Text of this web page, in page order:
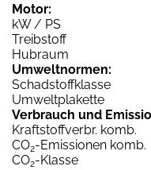
Motor:
kW / PS
Treibstoff
Hubraum
Umweltnormen:
Schadstoffklasse
Umweltplakette
Verbrauch und
Kraftstoffverbr. komb.
CO2-Emissionen komb.
CO2-Klasse